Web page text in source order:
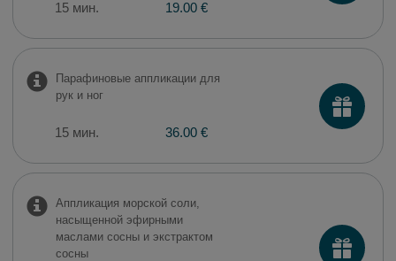
15 мин. 19.00 €
Парафиновые аппликации для
рук и ног
15 мин. 36.00 €
Аппликация морской соли,
насыщенной эфирными
маслами сосны и экстрактом
сосны